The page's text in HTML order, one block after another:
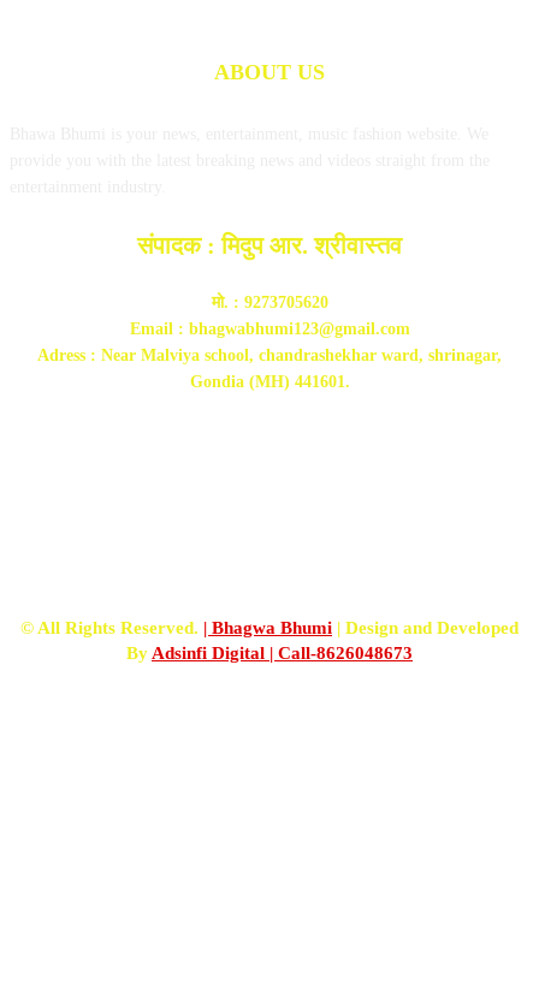
ABOUT US
संपादक : मिदुप आर. श्रीवास्तव
मो. : 9273705620
Email : bhagwabhumi123@gmail.com
Adress : Near Malviya school, chandrashekhar ward, shrinagar,
Gondia (MH) 441601.
© All Rights Reserved. | Bhagwa Bhumi | Design and Developed
By Adsinfi Digital | Call-8626048673